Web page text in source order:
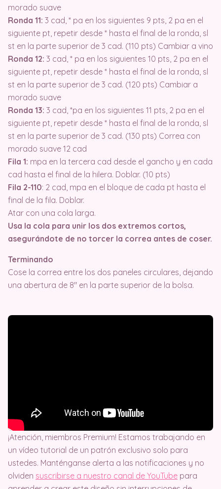
morado suave
Ronda 11: 3 cad, * pa en los siguientes 9 pts, 2 pa en el
siguiente pt, repetir desde * hasta el final de la ronda, sl
st en la parte superior de 3 cad. (110 pts) Cambiar a vino
Ronda 12: 3 cad, * pa en los siguientes 10 pts, 2 pa en el
siguiente pt, repetir desde * hasta el final de la ronda, sl
st en la parte superior de 3 cad. (120 pts) Cambiar a
morado suave
Ronda 13: 3 cad, *pa en los siguientes 11 pts, 2 pa en el
siguiente pt, repetir desde * hasta el final de la ronda, sl
st en la parte superior de 3 cad. (130 pts) Correa con
morado suave 12 cad
Fila 1: mpa en la tercera cad desde el gancho y en cada
cad hasta el final de la hilera. Doblar. (10 pts)
Fila 2-110: 2 cad, mpa en el bloque de cada pt hasta el
final de la fila. Doblar.
Atar con una cola larga.
Usa la cola para unir los dos extremos cortos,
asegurándote de no torcer la correa antes de coser.
Terminando
Cose la correa entre los dos paneles circulares, dejando
una abertura de 8″ en la parte superior de la bolsa.
¡Atención, miembros Premium! Estamos trabajando en
un vídeo tutorial de un patrón exclusivo solo para
ustedes. Manténganse alerta a las notificaciones y no
olviden suscribirse a nuestro canal de YouTube para